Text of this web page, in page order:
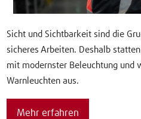
Sicht und Sichtbarkeit sind die
sicheres Arbeiten. Deshalb
mit modernster Beleuchtung und
Warnleuchten aus.
Mehr erfahren